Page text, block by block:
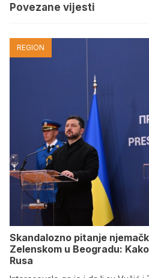
Povezane vijesti
REGION
Skandalozno pitanje
Zelenskom u Beogradu:
Rusa